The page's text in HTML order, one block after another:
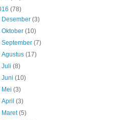
(78)
Desember(3)
Oktober(10)
September(7)
Agustus(17)
Juli(8)
Juni(10)
Mei(3)
April(3)
Maret(5)